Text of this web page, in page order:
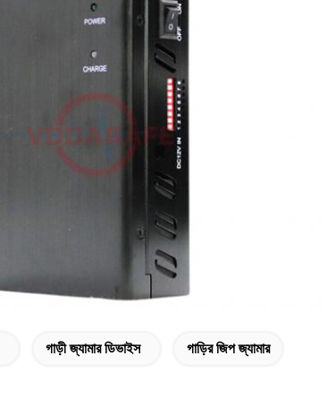
গাড়ী জ্যামার ডিভাইস গাড়ির জিপ জ্যামার